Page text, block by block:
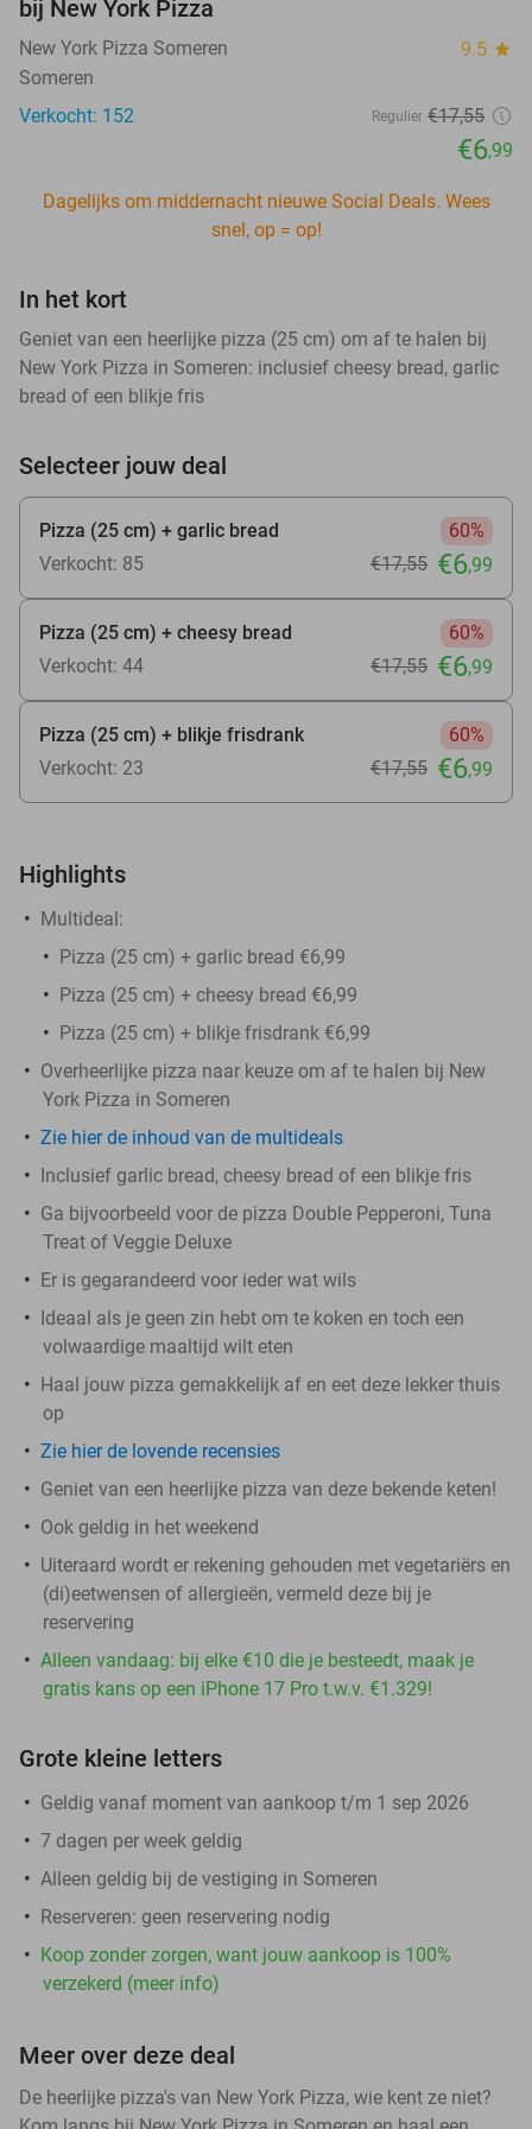
bij New York Pizza
New York Pizza Someren 9.5 star
Someren
Verkocht: 152
Regulier €17,55
€6,99
Dagelijks om middernacht nieuwe Social Deals. Wees
snel, op = op!
In het kort
Geniet van een heerlijke pizza (25 cm) om af te halen bij
New York Pizza in Someren: inclusief cheesy bread, garlic
bread of een blikje fris
Selecteer jouw deal
Pizza (25 cm) + garlic bread
60%
Verkocht: 85
€17,55 €6,99
Pizza (25 cm) + cheesy bread
60%
Verkocht: 44
€17,55 €6,99
Pizza (25 cm) + blikje frisdrank
60%
Verkocht: 23
€17,55 €6,99
Highlights
Multideal:
Pizza (25 cm) + garlic bread €6,99
Pizza (25 cm) + cheesy bread €6,99
Pizza (25 cm) + blikje frisdrank €6,99
Overheerlijke pizza naar keuze om af te halen bij New
York Pizza in Someren
Zie hier de inhoud van de multideals
Inclusief garlic bread, cheesy bread of een blikje fris
Ga bijvoorbeeld voor de pizza Double Pepperoni, Tuna
Treat of Veggie Deluxe
Er is gegarandeerd voor ieder wat wils
Ideaal als je geen zin hebt om te koken en toch een
volwaardige maaltijd wilt eten
Haal jouw pizza gemakkelijk af en eet deze lekker thuis
op
Zie hier de lovende recensies
Geniet van een heerlijke pizza van deze bekende keten!
Ook geldig in het weekend
Uiteraard wordt er rekening gehouden met vegetariërs en
(di)eetwensen of allergieën, vermeld deze bij je
reservering
Alleen vandaag: bij elke €10 die je besteedt, maak je
gratis kans op een iPhone 17 Pro t.w.v. €1.329!
Grote kleine letters
Geldig vanaf moment van aankoop t/m 1 sep 2026
7 dagen per week geldig
Alleen geldig bij de vestiging in Someren
Reserveren: geen reservering nodig
Koop zonder zorgen, want jouw aankoop is 100%
verzekerd (meer info)
Meer over deze deal
De heerlijke pizza's van New York Pizza, wie kent ze niet?